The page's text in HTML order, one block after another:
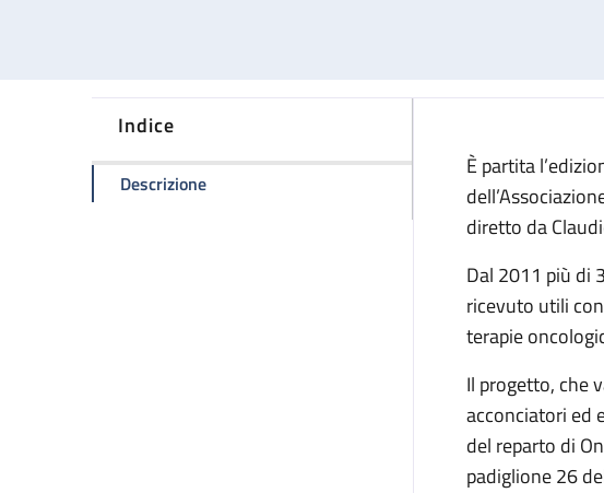
Indice
Descrizionedella pagina Un trucco per le donne in chemioterapia
È partita
diretto da
Dal 2011 più di
ricevuto utili
terapie
Il progetto, che
acconciatori ed
del reparto di
padiglione 26